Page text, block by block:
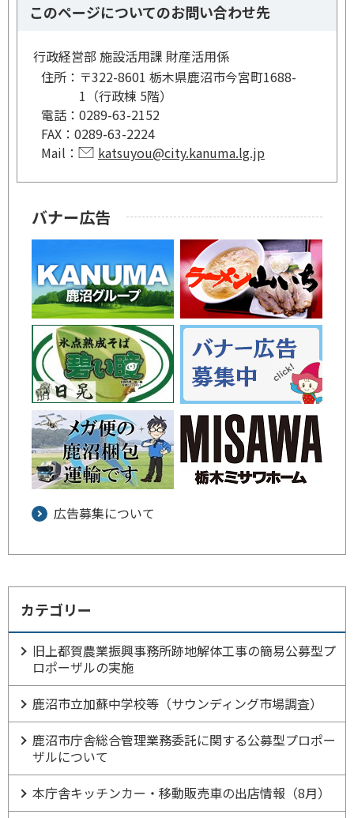
このページについてのお問い合わせ先
行政経営部 施設活用課 財産活用係
住所： 〒322-8601 栃木県鹿沼市今宮町1688-
1（行政棟 5階）
電話： 0289-63-2152
FAX： 0289-63-2224
Mail：
katsuyou@city.kanuma.lg.jp
バナー広告
広告募集について
カテゴリー
旧上都賀農業振興事務所跡地解体工事の簡易公募型プ
ロポーザルの実施
鹿沼市立加蘇中学校等（サウンディング市場調査）
鹿沼市庁舎総合管理業務委託に関する公募型プロポー
ザルについて
本庁舎キッチンカー・移動販売車の出店情報（8月）